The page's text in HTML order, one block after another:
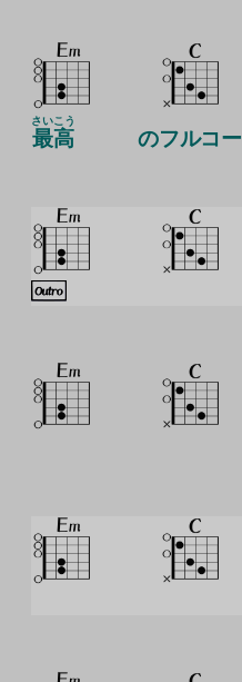
最高
さいこう
のフルコー